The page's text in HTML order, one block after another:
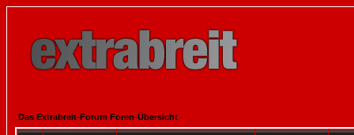
Das Extrabreit-Forum Foren-Übersicht